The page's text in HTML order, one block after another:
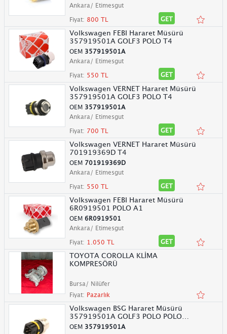
Ankara/ Etimesgut
Fiyat: 800 TL GET
Volkswagen FEBI Hararet Müsürü
357919501A GOLF3 POLO T4
OEM 357919501A
Ankara/ Etimesgut
Fiyat: 550 TL GET
Volkswagen VERNET Hararet Müsürü
357919501A GOLF3 POLO T4
OEM 357919501A
Ankara/ Etimesgut
Fiyat: 700 TL GET
Volkswagen VERNET Hararet Müsürü
701919369D T4
OEM 701919369D
Ankara/ Etimesgut
Fiyat: 550 TL GET
Volkswagen FEBI Hararet Müsürü
6R0919501 POLO A1
OEM 6R0919501
Ankara/ Etimesgut
Fiyat: 1.050 TL GET
TOYOTA COROLLA KLİMA
KOMPRESÖRÜ
Bursa/ Nilüfer
Fiyat: Pazarlık
Volkswagen BSG Hararet Müsürü
357919501A GOLF3 POLO POLO
CLASSIC
OEM 357919501A